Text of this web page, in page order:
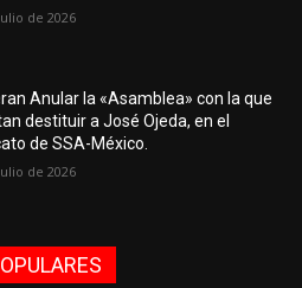
de 2026
Anular la «Asamblea» con la que
destituir a José Ojeda, en el
de SSA-México.
de 2026